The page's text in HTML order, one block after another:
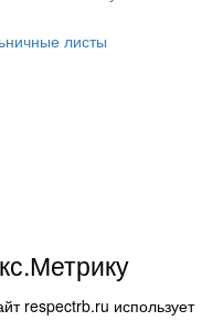
листы
корп.1, офис 307
respectrb.ru использует